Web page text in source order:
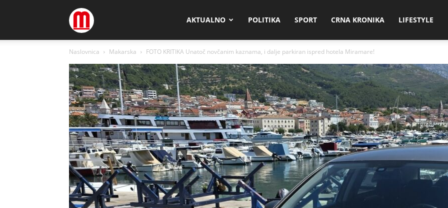
Megamedia AKTUALNO POLITIKA SPORT CRNA KRONIKA LIFESTYLE
Naslovnica Makarska FOTO KRITIKA Unatoč novčanim kaznama, i dalje parkiran ispred hotela Miramare!